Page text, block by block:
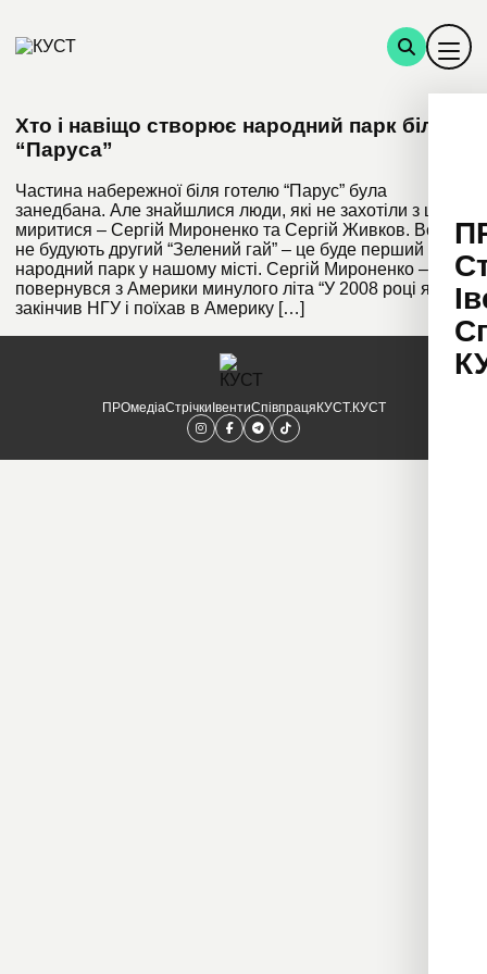
Хто і навіщо створює народний парк біля
“Паруса”
Частина набережної біля готелю “Парус” була
занедбана. Але знайшлися люди, які не захотіли з цим
миритися – Сергій Мироненко та Сергій Живков. Вони
не будують другий “Зелений гай” – це буде перший
народний парк у нашому місті. Сергій Мироненко –
повернувся з Америки минулого літа “У 2008 році я
закінчив НГУ і поїхав в Америку […]
ПРОмедіаСтрічки ІвентиСпівпраця КУСТ.КУСТ